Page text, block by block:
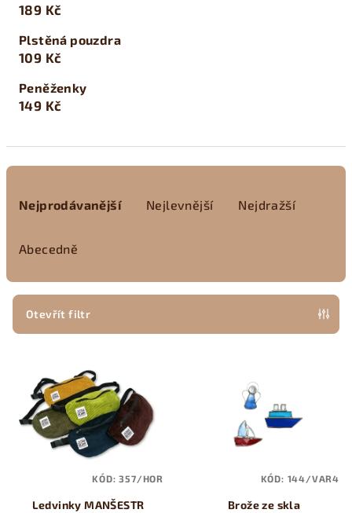
189 Kč
Plstěná pouzdra
109 Kč
Peněženky
149 Kč
r
Nejprodávanější Nejlevnější Nejdražší
Abecedně
Otevřít filtr
Ledvinky MANŠESTR
KÓD:357/HOR
Brože ze skla
KÓD: 144/VAR4